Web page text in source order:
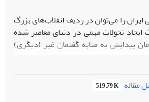
ایران را می‌توان در ردیف انقلاب‌های بزرگ
ایجاد تحولات مهمی در دنیای معاصر شده
پیدایش به مثابه گفتمانِ غیر (دیگری)
نزاع با این گفتمان بوده است. لذا سؤال
است که با توجه به تقابل جدی این دو
تأثیری بر افول هژمونی آمریکا داشته
اساس در این مقاله سعی شده است با
مقاله 519.79 K